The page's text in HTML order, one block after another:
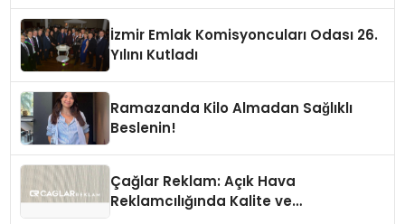
İzmir Emlak Komisyoncuları Odası 26.
Yılını Kutladı
Ramazanda Kilo Almadan Sağlıklı
Beslenin!
Çağlar Reklam: Açık Hava
Reklamcılığında Kalite ve